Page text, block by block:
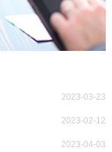
2023-03-23
2023-02-12
2023-04-03